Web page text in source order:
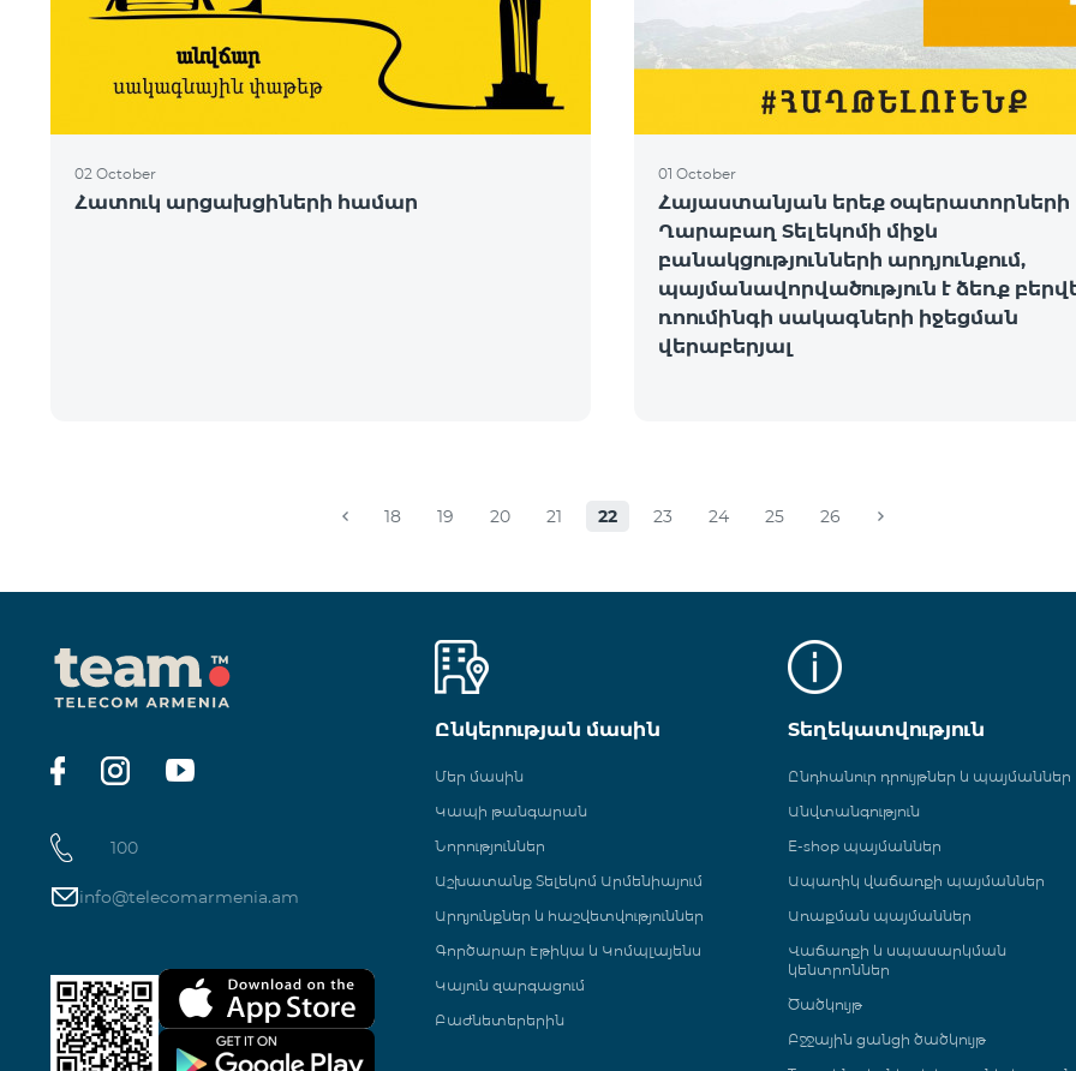
02 October
Հատուկ արցախցիների համար
01 October
Հայաստանյան երեք օպերատորների
Ղարաբաղ Տելեկոմի միջև
բանակցությունների արդյունքում,
պայմանավորվածություն է ձեռք
ռոումինգի սակագների իջեցման
վերաբերյալ
18 19 20 21 22 23 24 25 26
100
info@telecomarmenia.am
Ընկերության մասին
Մեր մասին
Կապի թանգարան
Նորություններ
Աշխատանք Տելեկոմ Արմենիայում
Արդյունքներ և հաշվետվություններ
Գործարար Էթիկա և Կոմպլայենս
Կայուն զարգացում
Բաժնետերերին
Տեղեկատվություն
Ընդհանուր դրույթներ և պայմաններ
Անվտանգություն
E-shop պայմաններ
Ապառիկ վաճառքի պայմաններ
Առաքման պայմաններ
Վաճառքի և սպասարկման
կենտրոններ
Ծածկույթ
Բջջային ցանցի ծածկույթ